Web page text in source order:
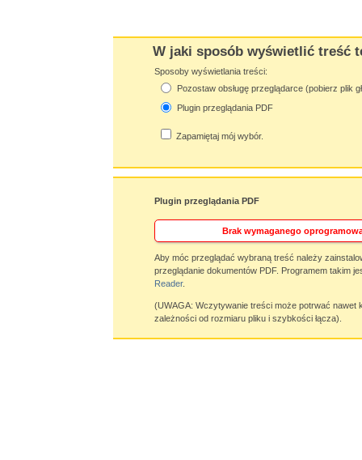
W jaki sposób wyświetlić treść
Sposoby wyświetlania treści:
Pozostaw obsługę przeglądarce (pobierz plik
Plugin przeglądania PDF
Zapamiętaj mój wybór.
Plugin przeglądania PDF
Brak wymaganego
Aby móc przeglądać wybraną treść należy
przeglądanie dokumentów PDF. Programem takim
Reader.
(UWAGA: Wczytywanie treści może potrwać nawet
zależności od rozmiaru pliku i szybkości łącza).